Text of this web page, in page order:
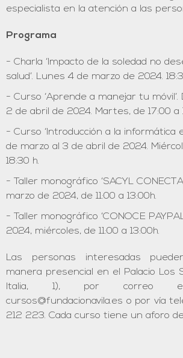
especialista en la atención a las
Programa
Charla ‘Impacto de la soledad no
salud’. Lunes 4 de marzo de 2024.
Curso ‘Aprende a manejar tu móvil’.
2 de abril de 2024. Martes, de 17:00 a
Curso ‘Introducción a la informática
de marzo al 3 de abril de 2024.
18:30 h.
Taller monográfico ‘SACYL
marzo de 2024, de 11:00 a 13:00h.
Taller monográfico ‘CONOCE
2024, miércoles, de 11:00 a 13:00h.
Las personas interesadas
manera presencial en el Palacio Los
Italia, 1), por correo
cursos@fundacionavila.es o por vía
212 223. Cada curso tiene un aforo de